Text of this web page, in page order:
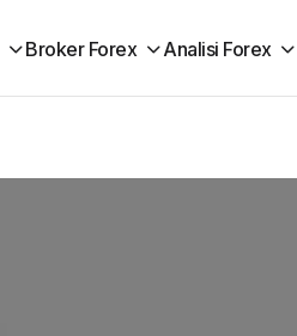
Broker Forex Analisi Forex